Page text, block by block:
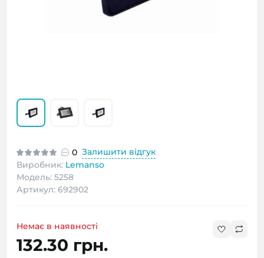
0 Залишити відгук
Виробник: Lemanso
Модель: 5258
Артикул: 692902
Немає в наявності
132.30 грн.